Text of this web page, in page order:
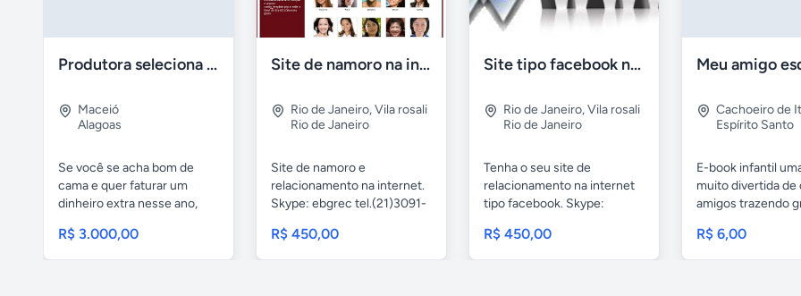
Produtora seleciona atores para filmes adultos
Maceió
Alagoas
Se você se acha bom de
cama e quer faturar um
dinheiro extra nesse ano,
R$ 3.000,00
Site de namoro na internet
Rio de Janeiro,Vila rosali
Rio de Janeiro
Site de namoro e
relacionamento na internet.
Skype: ebgrec tel.(21)3091-
R$ 450,00
Site tipo facebook na internet
Rio de Janeiro,Vila rosali
Rio de Janeiro
Tenha o seu site de
relacionamento na internet
tipo facebook. Skype:
R$ 450,00
Meu amigo
Cachoeiro de
Espírito Santo
E-book infantil
muito divertida de
amigos trazendo
R$ 6,00